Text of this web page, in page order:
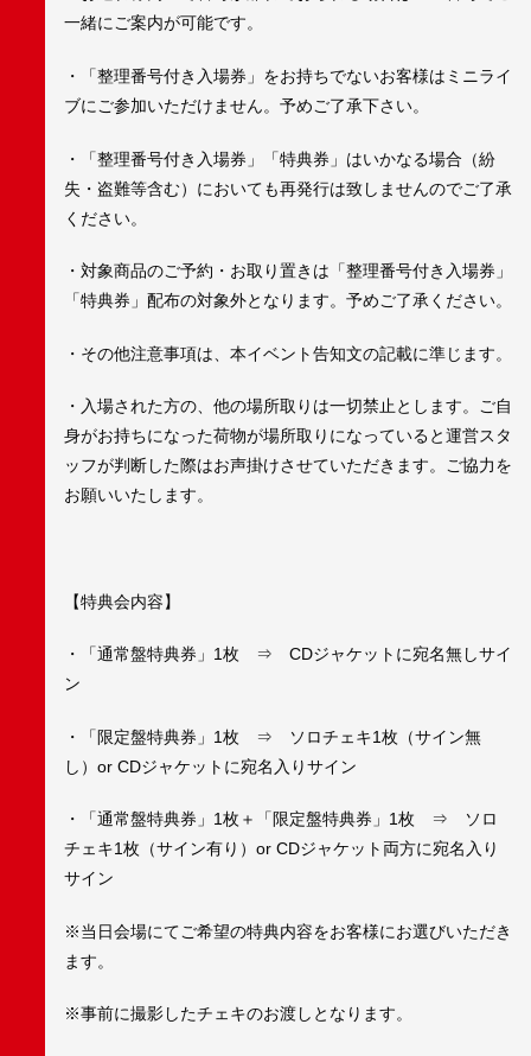
一緒にご案内が可能です。
・「整理番号付き入場券」をお持ちでないお客様はミニライ
ブにご参加いただけません。予めご了承下さい。
・「整理番号付き入場券」「特典券」はいかなる場合（紛
失・盗難等含む）においても再発行は致しませんのでご了承
ください。
・対象商品のご予約・お取り置きは「整理番号付き入場券」
「特典券」配布の対象外となります。予めご了承ください。
・その他注意事項は、本イベント告知文の記載に準じます。
・入場された方の、他の場所取りは一切禁止とします。ご自
身がお持ちになった荷物が場所取りになっていると運営スタ
ッフが判断した際はお声掛けさせていただきます。ご協力を
お願いいたします。
【特典会内容】
・「通常盤特典券」1枚 ⇒ CDジャケットに宛名無しサイ
ン
・「限定盤特典券」1枚 ⇒ ソロチェキ1枚（サイン無
し）or CDジャケットに宛名入りサイン
・「通常盤特典券」1枚＋「限定盤特典券」1枚 ⇒ ソロ
チェキ1枚（サイン有り）or CDジャケット両方に宛名入り
サイン
※当日会場にてご希望の特典内容をお客様にお選びいただき
ます。
※事前に撮影したチェキのお渡しとなります。